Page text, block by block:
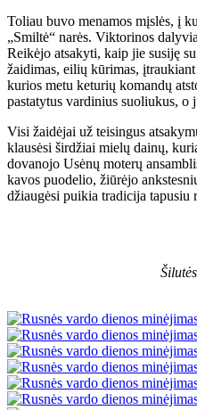
Toliau buvo menamos mįslės, į
„Smiltė“ narės. Viktorinos
Reikėjo atsakyti, kaip jie susiję
žaidimas, eilių kūrimas,
kurios metu keturių komandų
pastatytus vardinius suoliukus, o
Visi žaidėjai už teisingus
klausėsi širdžiai mielų dainų,
dovanojo Usėnų moterų
kavos puodelio, žiūrėjo
džiaugėsi puikia tradicija tapusiu